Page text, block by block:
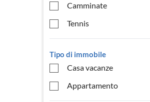
Camminate
Tennis
Tipo di immobile
Casa vacanze
Appartamento